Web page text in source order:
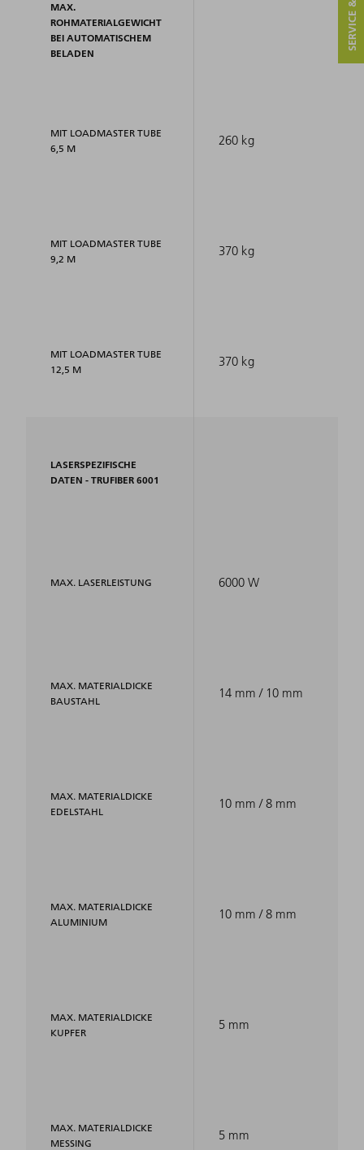
MAX.
ROHMATERIALGEWICHT
BEI AUTOMATISCHEM
BELADEN
MIT LOADMASTER TUBE
6,5 M
MIT LOADMASTER TUBE
9,2 M
MIT LOADMASTER TUBE
12,5 M
LASERSPEZIFISCHE
DATEN - TRUFIBER 6001
MAX. LASERLEISTUNG
MAX. MATERIALDICKE
BAUSTAHL
MAX. MATERIALDICKE
EDELSTAHL
MAX. MATERIALDICKE
ALUMINIUM
MAX. MATERIALDICKE
KUPFER
MAX. MATERIALDICKE
MESSING
260 kg
370 kg
370 kg
6000 W
14 mm / 10 mm
10 mm / 8 mm
10 mm / 8 mm
5 mm
5 mm